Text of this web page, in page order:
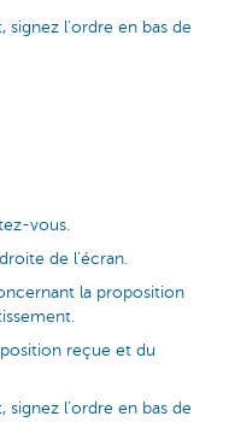
l’ordre en bas de
vous.
de l’écran.
la proposition
reçue et du
l’ordre en bas de